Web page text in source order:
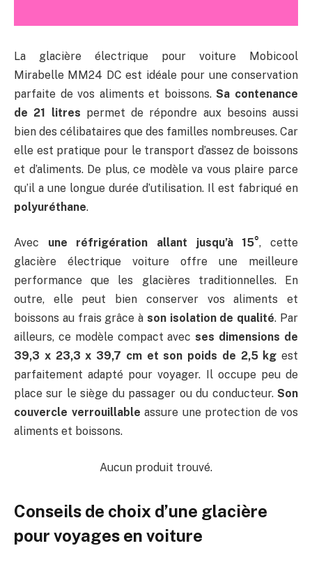
La glacière électrique pour voiture Mobicool
Mirabelle MM24 DC est idéale pour une conservation
parfaite de vos aliments et boissons.Sa contenance
de 21 litres permet de répondre aux besoins aussi
bien des célibataires que des familles nombreuses. Car
elle est pratique pour le transport d’assez de boissons
et d’aliments. De plus, ce modèle va vous plaire parce
qu’il a une longue durée d’utilisation. Il est fabriqué en
polyuréthane.
Avec une réfrigération allant jusqu’à 15°, cette
glacière électrique voiture offre une meilleure
performance que les glacières traditionnelles. En
outre, elle peut bien conserver vos aliments et
boissons au frais grâce à son isolation de qualité. Par
ailleurs, ce modèle compact avecses dimensions de
‎39,3 x 23,3 x 39,7 cm et son poids de 2,5 kg est
parfaitement adapté pour voyager. Il occupe peu de
place sur le siège du passager ou du conducteur. Son
couvercle verrouillable assure une protection de vos
aliments et boissons.
Aucun produit trouvé.
Conseils de choix d’une glacière
pour voyages en voiture